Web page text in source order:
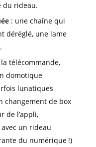
du rideau.
: une chaîne qui
déréglé, une lame
la télécommande,
domotique
lunatiques
changement de box
de l’appli,
un rideau
du numérique !)